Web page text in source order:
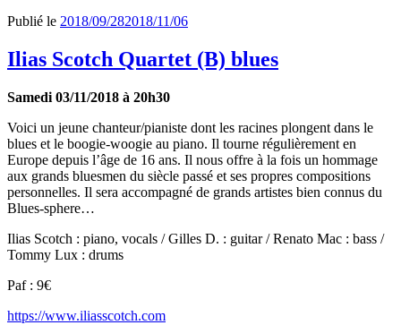
Publié le 2018/09/282018/11/06
Ilias Scotch Quartet (B) blues
Samedi 03/11/2018 à 20h30
Voici un jeune chanteur/pianiste dont les racines plongent dans le
blues et le boogie-woogie au piano. Il tourne régulièrement en
Europe depuis l’âge de 16 ans. Il nous offre à la fois un hommage
aux grands bluesmen du siècle passé et ses propres compositions
personnelles. Il sera accompagné de grands artistes bien connus du
Blues-sphere…
Ilias Scotch : piano, vocals / Gilles D. : guitar / Renato Mac : bass /
Tommy Lux : drums
Paf : 9€
https://www.iliasscotch.com